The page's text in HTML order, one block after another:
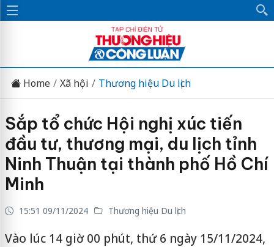
Home Xã hội Thương hiệu Du lịch
Sắp tổ chức Hội nghị xúc tiến
đầu tư, thương mại, du lịch tỉnh
Ninh Thuận tại thành phố Hồ Chí
Minh
15:51 09/11/2024 Thương hiệu Du lịch
Vào lúc 14 giờ 00 phút, thứ 6 ngày 15/11/2024,